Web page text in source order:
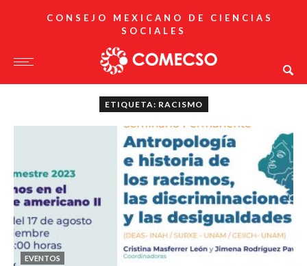
CONSEJO MEXICANO DE CIENCIAS
SOCIALES
ETIQUETA: RACISMO
EVENTOS